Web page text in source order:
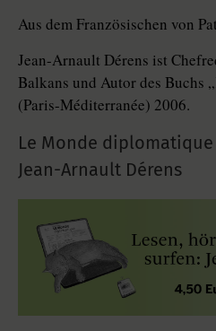
Aus dem Französischen von
Jean-Arnault Dérens ist
Balkans und Autor des Buchs
(Paris-Méditerranée) 2006.
Le Monde diplomatique
Jean-Arnault Dérens